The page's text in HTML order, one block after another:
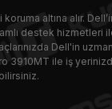
altına alır.
destek hizmetleri
Dell'in
ile iş